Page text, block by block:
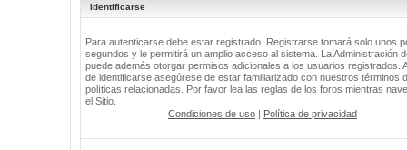
Identificarse
Para autenticarse debe estar registrado. Registrarse tomará solo unos
segundos y le permitirá un amplio acceso al sistema. La Administración
puede además otorgar permisos adicionales a los usuarios registrados.
de identificarse asegúrese de estar familiarizado con nuestros términos
políticas relacionadas. Por favor lea las reglas de los foros mientras
el Sitio.
Condiciones de uso | Política de privacidad